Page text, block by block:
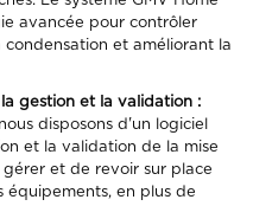
avancée pour contrôler
condensation et améliorant la
gestion et la validation :
disposons d'un logiciel
et la validation de la mise
et de revoir sur place
équipements, en plus de